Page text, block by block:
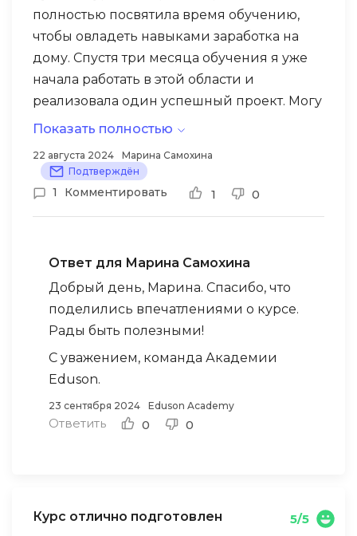
полностью посвятила время обучению,
чтобы овладеть навыками заработка на
дому. Спустя три месяца обучения я уже
начала работать в этой области и
реализовала один успешный проект. Могу
рекомендовать эти курсы, так как они
быстро и с нуля!
Показать полностью
22 августа 2024
Марина Самохина
Подтверждён
1 Комментировать 1 0
Ответ для Марина Самохина
Добрый день, Марина. Спасибо, что
поделились впечатлениями о курсе.
Рады быть полезными!
С уважением, команда Академии
Eduson.
23 сентября 2024 Eduson Academy
Ответить 0 0
Курс отлично подготовлен
5/5